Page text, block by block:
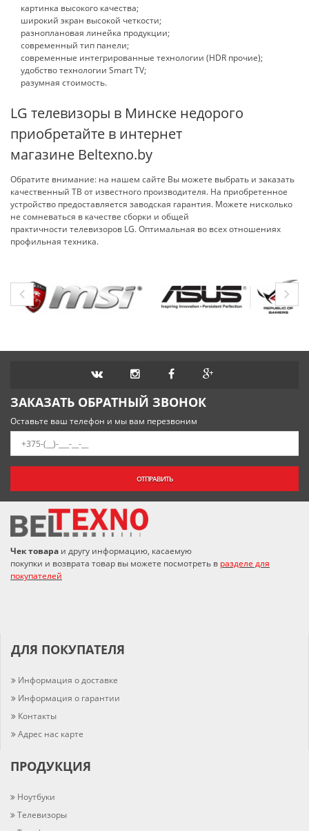
картинка высокого качества;
широкий экран высокой четкости;
разноплановая линейка продукции;
современный тип панели;
современные интегрированные технологии (HDR прочие);
удобство технологии Smart TV;
разумная стоимость.
LG телевизоры в Минске недорого
приобретайте в интернет
магазине Beltexno.by
Обратите внимание: на нашем сайте Вы можете выбрать и заказать
качественный ТВ от известного производителя. На приобретенное
устройство предоставляется заводская гарантия. Можете нисколько
не сомневаться в качестве сборки и общей
практичности телевизоров LG. Оптимальная во всех отношениях
профильная техника.
ЗАКАЗАТЬ ОБРАТНЫЙ ЗВОНОК
Оставьте ваш телефон и мы вам перезвоним
ОТПРАВИТЬ
Чек товара и другу информацию, касаемую
покупки и возврата товар вы можете посмотреть в разделе для
покупателей
ДЛЯ ПОКУПАТЕЛЯ
Информация о доставке
Информация о гарантии
Контакты
Адрес нас карте
ПРОДУКЦИЯ
Ноутбуки
Телевизоры